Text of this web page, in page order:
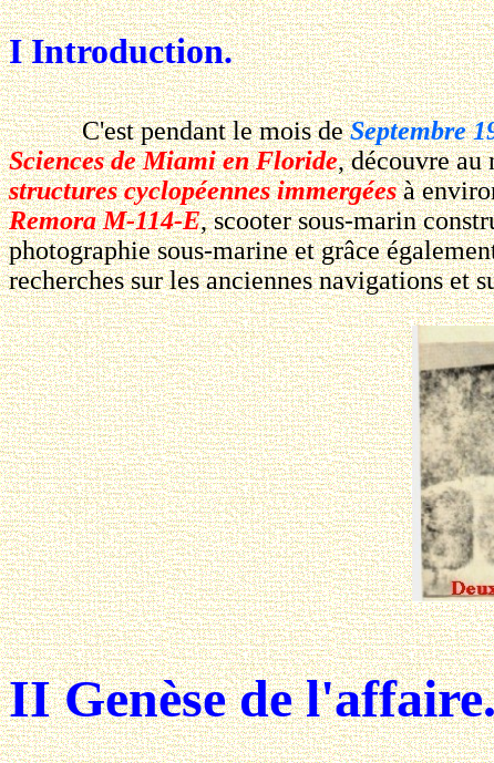
I Introduction.
C'est pendant le mois deSeptembre
Sciences de Miami en Floride, découvre
structures cyclopéennes immergéesà
Remora M-114-E, scooter sous-marin
photographie sous-marine et grâce
recherches sur les anciennes navigations et
II Genèse de